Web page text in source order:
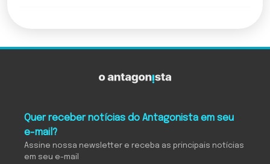
Quer receber notícias do Antagonista em seu
e-mail?
Assine nossa newsletter e receba as principais notícias
em seu e-mail